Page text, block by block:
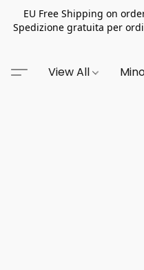
EU Free Shipping on
Spedizione gratuita per
View All